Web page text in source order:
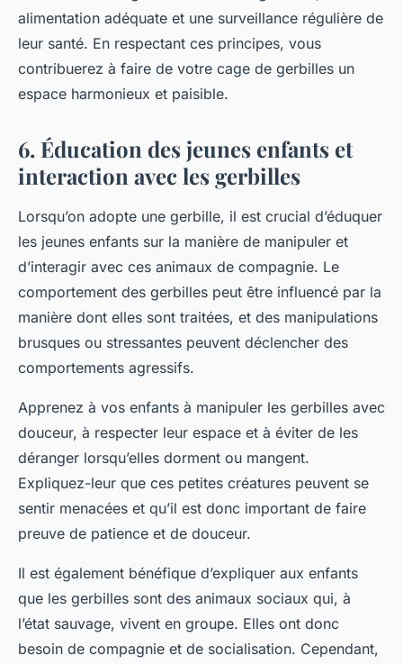
alimentation adéquate et une surveillance régulière de
leur santé. En respectant ces principes, vous
contribuerez à faire de votre cage de gerbilles un
espace harmonieux et paisible.
6. Éducation des jeunes enfants et
interaction avec les gerbilles
Lorsqu’on adopte une gerbille, il est crucial d’éduquer
les jeunes enfants sur la manière de manipuler et
d’interagir avec ces animaux de compagnie. Le
comportement des gerbilles peut être influencé par la
manière dont elles sont traitées, et des manipulations
brusques ou stressantes peuvent déclencher des
comportements agressifs.
Apprenez à vos enfants à manipuler les gerbilles avec
douceur, à respecter leur espace et à éviter de les
déranger lorsqu’elles dorment ou mangent.
Expliquez-leur que ces petites créatures peuvent se
sentir menacées et qu’il est donc important de faire
preuve de patience et de douceur.
Il est également bénéfique d’expliquer aux enfants
que les gerbilles sont des animaux sociaux qui, à
l’état sauvage, vivent en groupe. Elles ont donc
besoin de compagnie et de socialisation. Cependant,